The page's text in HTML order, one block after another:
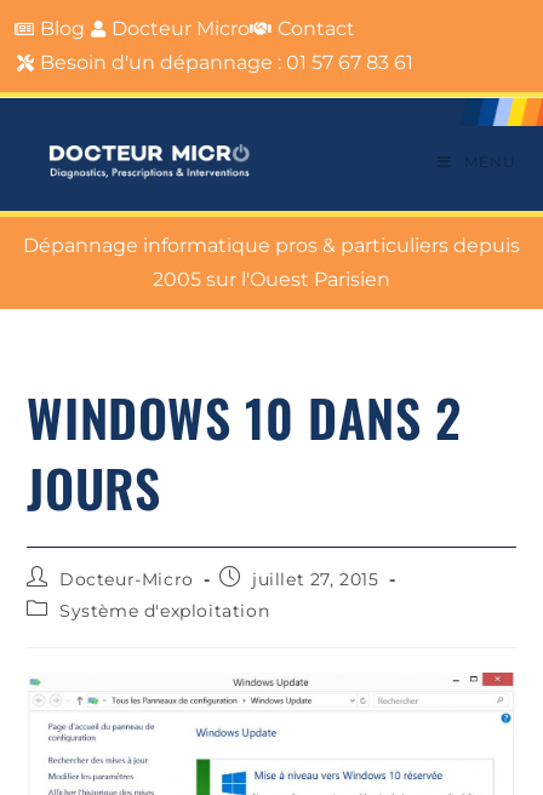
Blog Docteur Micro
Contact
Besoin d'un dépannage : 01 57 67 83 61
MENU
Dépannage informatique pros & particuliers depuis
2005 sur l'Ouest Parisien
WINDOWS 10 DANS 2
JOURS
Docteur-Micro
juillet 27, 2015
Système d'exploitation